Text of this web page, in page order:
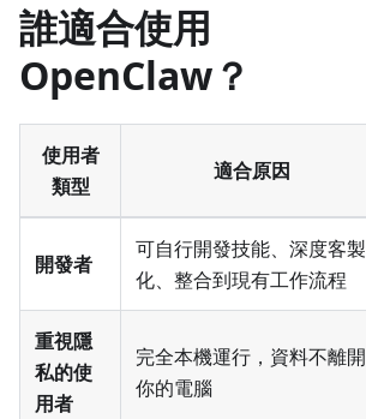
誰適合使用
OpenClaw？
使用者
類型
適合原因
開發者
可自行開發技能、深度客製
化、整合到現有工作流程
重視隱
私的使
用者
完全本機運行，資料不離開
你的電腦